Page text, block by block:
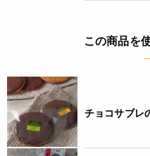
この商品を
チョコサブレ